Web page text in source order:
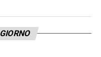
confronto diretto
dietro le quinte,